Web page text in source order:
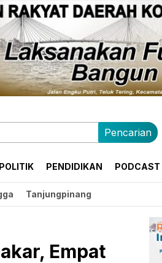
Pencarian
POLITIK PENDIDIKAN PODCAST
Tanjungpinang
Empat